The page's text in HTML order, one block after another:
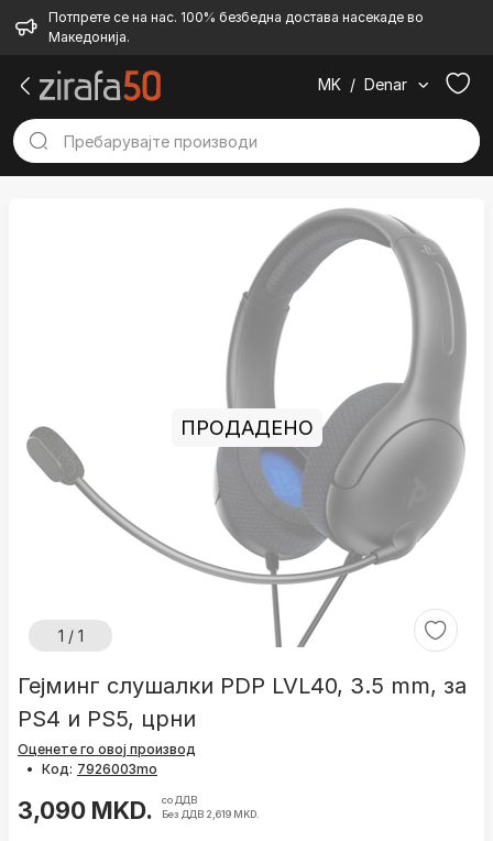
Потпрете се на нас. 100% безбедна достава насекаде во
Македонија.
MK / Denar
1 / 1
ПРОДАДЕНО
Гејминг слушалки PDP LVL40, 3.5 mm, за
PS4 и PS5, црни
Оценете го овој производ
• Код:
3,090 MKD.
со ДДВ
Без ДДВ 2,619 MKD.